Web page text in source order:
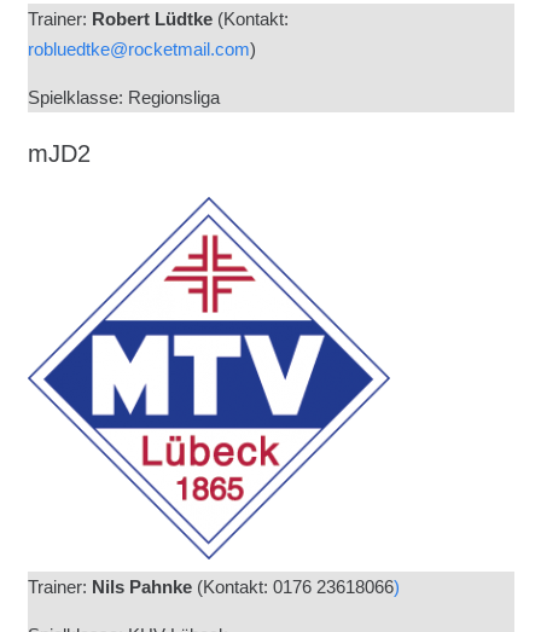
Trainer: Robert Lüdtke(Kontakt:
robluedtke@rocketmail.com)
Spielklasse: Regionsliga
mJD2
Trainer: Nils Pahnke (Kontakt: 0176 23618066)